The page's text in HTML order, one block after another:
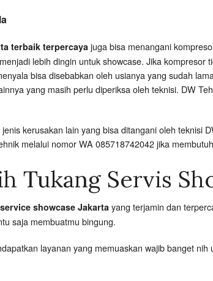
terbaik terpercaya juga bisa menangani
lebih dingin untuk showcase. Jika kompresor
bisa disebabkan oleh usianya yang sudah
yang masih perlu diperiksa oleh teknisi. DW
kerusakan lain yang bisa ditangani oleh teknisi
melalui nomor WA 085718742042 jika
Tukang Servis
service showcase Jakarta yang terjamin dan
saja membuatmu bingung.
layanan yang memuaskan wajib banget